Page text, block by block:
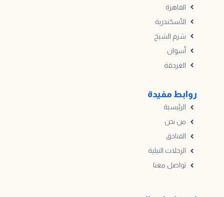
روابط مفيدة
الرئيسية
من نحن
الفنادق
الرحلات النيلية
تواصل معنا
القاهرة
الأسكندرية
شرم الشيخ
أسوان
الغردقة